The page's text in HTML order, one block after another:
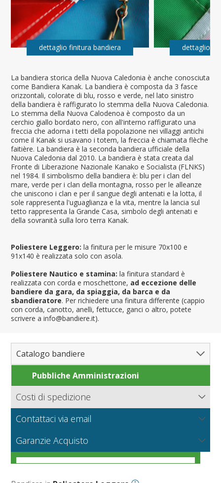
La bandiera storica della Nuova Caledonia è anche conosciuta
come Bandiera Kanak. La bandiera è composta da 3 fasce
orizzontali, colorate di blu, rosso e verde, nel lato sinistro
della bandiera è raffigurato lo stemma della Nuova Caledonia.
Lo stemma della Nuova Calodenoa è composto da un
cerchio giallo bordato nero, con all'interno raffigurato una
freccia che adorna i tetti della popolazione nei villaggi antichi
come il Kanak si usavano i totem, la freccia è chiamata flèche
faitière. La bandiera è la seconda bandiera ufficiale della
Nuova Caledonia dal 2010. La bandiera è stata creata dal
Fronte di Liberazione Nazionale Kanako e Socialista (FLNKS)
nel 1984. Il simbolismo della bandiera è: blu per i clan del
mare, verde per i clan della montagna, rosso per le alleanze
che uniscono i clan e per il sangue degli antenati e la lotta, il
sole rappresenta l'uguaglianza e la vita, mentre la lancia sul
tetto rappresenta la Grande Casa, simbolo degli antenati e
della sovranità sulla loro terra Kanak.
Poliestere Leggero: la finitura per le misure 70x100 e
91x140 è realizzata solo con asola.
Poliestere Nautico e stamina: la finitura standard è
realizzata con corda e moschettone, ad eccezione delle
bandiere da gara, da spiaggia, da barca e da
sbandieratore. Per richiedere una finitura differente (cappio
con corda, canotto, anelli, fettucce, ganci o altro, potete
scrivere a info@bandiere.it).
dettaglio finitura bandiera dettaglio
Catalogo bandiere
Bandiere del Mondo
Nord America
Sud America
Asia
Regioni e Stati
Regioni italiane
Francesi
Contee e Province
Province Italiane
Province Spagnole
Città Italiane
Città spagnole
Nautiche e Spiaggia
Militari e Mercantili
Corse automobilistiche
Pubbliche Amministrazioni
Costi di spedizione
Bandiere.it calcola le spese di spedizione in base al peso
della merce, il tipo di pagamento e la modalità di
VEDI
Contattaci via email
preventivo per grandi quantità o produzioni particolari.
VEDI
Garanzie Acquisto
Condizioni generali di vendita online
I tessuti per bandiere